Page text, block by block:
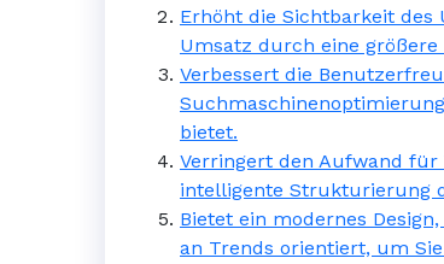
Erhöht die Sichtbarkeit
Umsatz durch eine größere
Verbessert die
bietet.
Verringert den Aufwand
intelligente Strukturierung
Bietet ein modernes
an Trends orientiert, um